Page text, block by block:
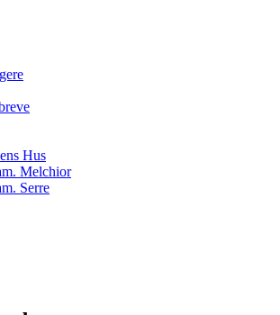
Hus
Melchior
Serre